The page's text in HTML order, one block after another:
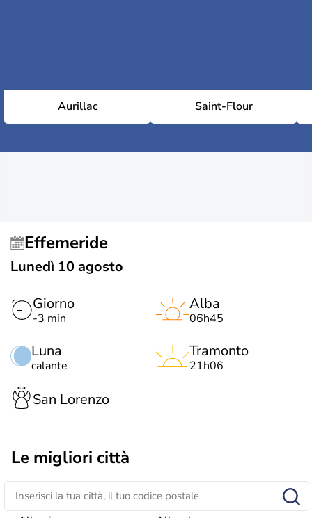
Aurillac Saint-Flour
Effemeride
Lunedì 10 agosto
Giorno
-3 min
Luna
calante
Alba
06h45
Tramonto
21h06
San Lorenzo
Le migliori città